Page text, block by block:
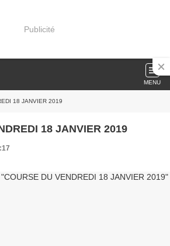
Publicité
MENU
18 JANVIER 2019
18 JANVIER 2019